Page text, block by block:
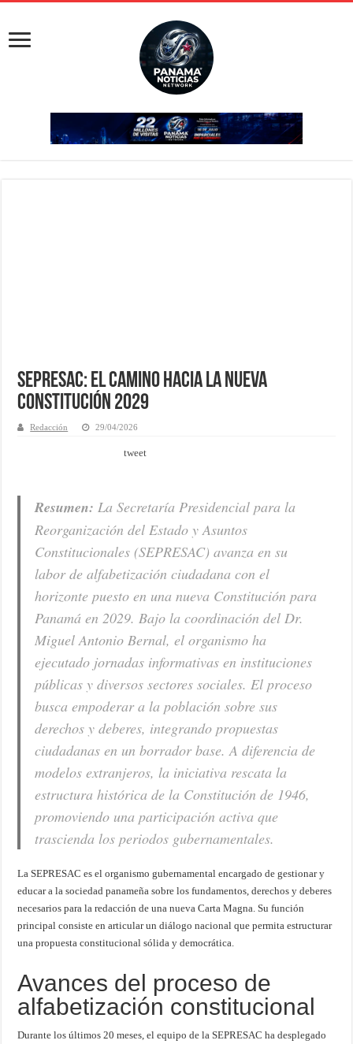
SEPRESAC: El camino hacia la nueva
Constitución 2029
Redacción 29/04/2026
tweet
Resumen: La Secretaría Presidencial para la
Reorganización del Estado y Asuntos
Constitucionales (SEPRESAC) avanza en su
labor de alfabetización ciudadana con el
horizonte puesto en una nueva Constitución para
Panamá en 2029. Bajo la coordinación del Dr.
Miguel Antonio Bernal, el organismo ha
ejecutado jornadas informativas en instituciones
públicas y diversos sectores sociales. El proceso
busca empoderar a la población sobre sus
derechos y deberes, integrando propuestas
ciudadanas en un borrador base. A diferencia de
modelos extranjeros, la iniciativa rescata la
estructura histórica de la Constitución de 1946,
promoviendo una participación activa que
trascienda los periodos gubernamentales.
La SEPRESAC es el organismo gubernamental encargado de gestionar y
educar a la sociedad panameña sobre los fundamentos, derechos y deberes
necesarios para la redacción de una nueva Carta Magna. Su función
principal consiste en articular un diálogo nacional que permita estructurar
una propuesta constitucional sólida y democrática.
Avances del proceso de
alfabetización constitucional
Durante los últimos 20 meses, el equipo de la SEPRESAC ha desplegado